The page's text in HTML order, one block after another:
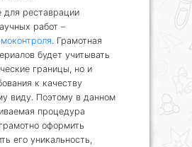
для реставрации
работ –
. Грамотная
будет учитывать
границы, но и
к качеству
виду. Поэтому в данном
процедура
оформить
его уникальность,